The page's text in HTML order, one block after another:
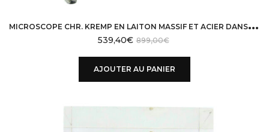
M
ICROSCOPE CHR. KREMP EN LAITON MASSIF ET ACIER DANS SON COFFRET XIXE
899,00€
539,40€
AJOUTER AU PANIER